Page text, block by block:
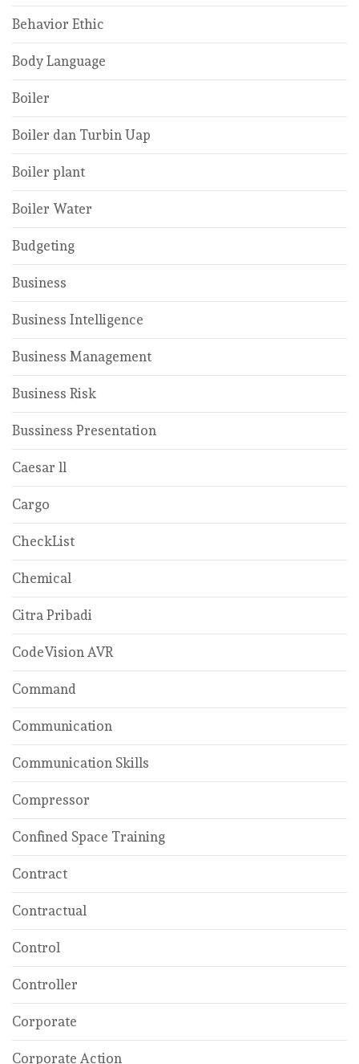
Behavior Ethic
Body Language
Boiler
Boiler dan Turbin Uap
Boiler plant
Boiler Water
Budgeting
Business
Business Intelligence
Business Management
Business Risk
Bussiness Presentation
Caesar ll
Cargo
CheckList
Chemical
Citra Pribadi
CodeVision AVR
Command
Communication
Communication Skills
Compressor
Confined Space Training
Contract
Contractual
Control
Controller
Corporate
Corporate Action